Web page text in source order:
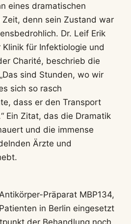
eines dramatischen
denn sein Zustand war
Dr. Leif Erik
für Infektiologie und
Charité, beschrieb die
sind Stunden, wo wir
sich so rasch
dass er den Transport
Ein Zitat, das die Dramatik
und die immense
Ärzte und
Präparat MBP134,
in Berlin eingesetzt